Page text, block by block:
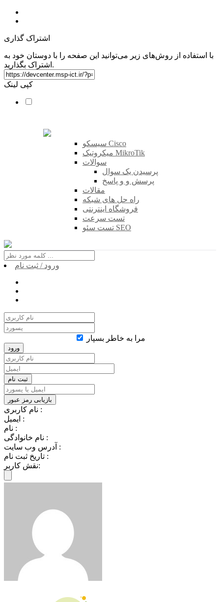
اشتراک گذاری
با استفاده از روش‌های زیر می‌توانید این صفحه را با دوستان خود به
اشتراک بگذارید.
کپی لینک
سیسکو Cisco
میکروتیک MikroTik
سوالات
پرسیدن یک سوال
پرسش و و پاسخ
مقالات
راه حل های شبکه
فروشگاه اینترنتی
تست سرعت
تست سئو SEO
ورود / ثبت نام
مرا به خاطر بسپار
نام کاربری :
ایمیل :
نام :
نام خانوادگی :
آدرس وب سایت :
تاریخ ثبت نام :
نقش کاربر: